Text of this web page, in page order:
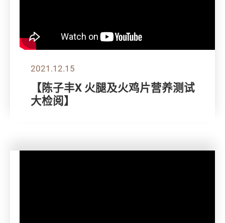
2021.12.15
【陈子丰X 火腿及火鸡片营养测试
大检阅】